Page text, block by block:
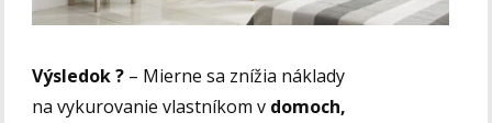
Výsledok ? – Mierne sa znížia náklady
na vykurovanie vlastníkom v domoch,